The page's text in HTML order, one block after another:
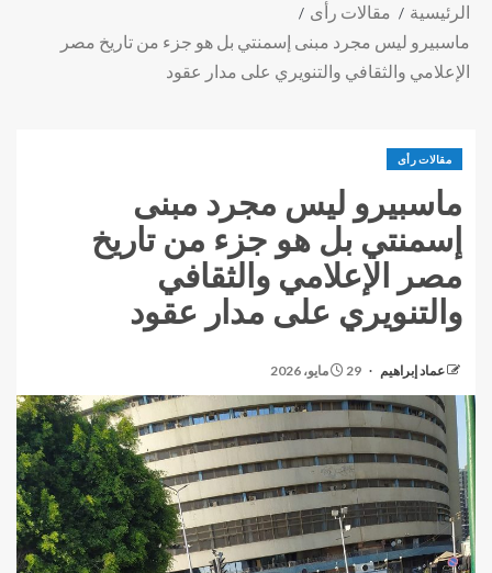
الرئيسية
مقالات رأى
ماسبيرو ليس مجرد مبنى إسمنتي بل هو جزء من تاريخ مصر
الإعلامي والثقافي والتنويري على مدار عقود
مقالات رأى
ماسبيرو ليس مجرد مبنى
إسمنتي بل هو جزء من تاريخ
مصر الإعلامي والثقافي
والتنويري على مدار عقود
عماد إبراهيم 29 مايو، 2026